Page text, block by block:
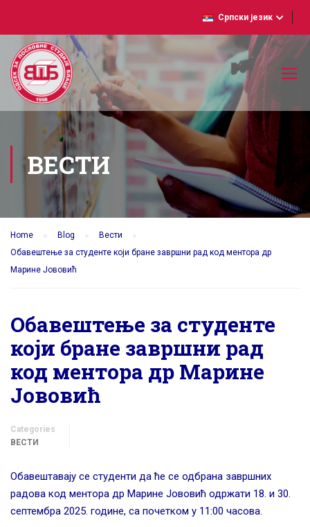
Српски језик
ВЕСТИ
Home Blog
Вести
Обавештење за студенте који бране завршни рад код ментора др
Марине Јововић
Обавештење за студенте
који бране завршни рад
код ментора др Марине
Јововић
Categories
ВЕСТИ
Обавештавају се студенти да ће се одбрана завршних
радова код ментора др Марине Јововић одржати 18. и 30.
септембра 2025. године, са почетком у 11:00 часова.